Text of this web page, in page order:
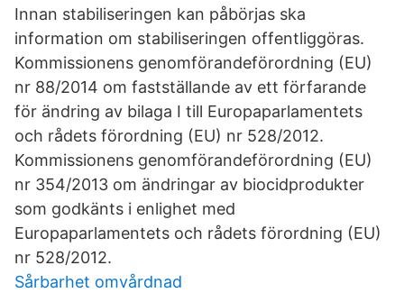
Innan stabiliseringen kan påbörjas ska
information om stabiliseringen offentliggöras.
Kommissionens genomförandeförordning (EU)
nr 88/2014 om fastställande av ett förfarande
för ändring av bilaga I till Europaparlamentets
och rådets förordning (EU) nr 528/2012.
Kommissionens genomförandeförordning (EU)
nr 354/2013 om ändringar av biocidprodukter
som godkänts i enlighet med
Europaparlamentets och rådets förordning (EU)
nr 528/2012.
Sårbarhet omvårdnad